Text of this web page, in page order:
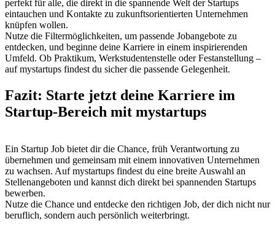
perfekt für alle, die direkt in die spannende Welt der Startups
eintauchen und Kontakte zu zukunftsorientierten Unternehmen
knüpfen wollen.
Nutze die Filtermöglichkeiten, um passende Jobangebote zu
entdecken, und beginne deine Karriere in einem inspirierenden
Umfeld. Ob Praktikum, Werkstudentenstelle oder Festanstellung –
auf mystartups findest du sicher die passende Gelegenheit.
Fazit: Starte jetzt deine Karriere im
Startup-Bereich mit mystartups
Ein Startup Job bietet dir die Chance, früh Verantwortung zu
übernehmen und gemeinsam mit einem innovativen Unternehmen
zu wachsen. Auf mystartups findest du eine breite Auswahl an
Stellenangeboten und kannst dich direkt bei spannenden Startups
bewerben.
Nutze die Chance und entdecke den richtigen Job, der dich nicht nur
beruflich, sondern auch persönlich weiterbringt.